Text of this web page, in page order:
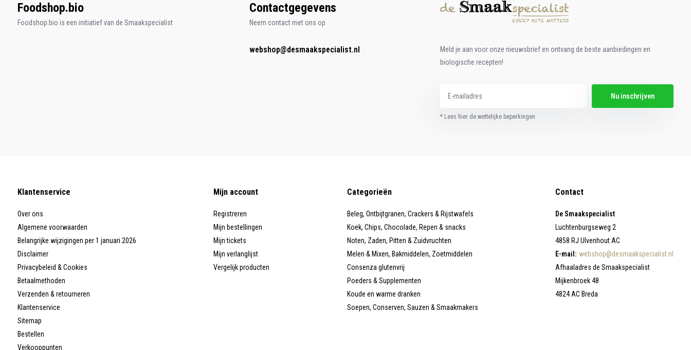
Foodshop.bio
Foodshop.bio is een initiatief van de Smaakspecialist
Contactgegevens
Neem contact met ons op
webshop@desmaakspecialist.nl
Meld je aan voor onze nieuwsbrief en ontvang de beste aanbiedingen en
biologische recepten!
Nu inschrijven
* Lees hier de wettelijke beperkingen
Klantenservice
Over ons
Algemene voorwaarden
Belangrijke wijzigingen per 1 januari 2026
Disclaimer
Privacybeleid & Cookies
Betaalmethoden
Verzenden & retourneren
Klantenservice
Sitemap
Bestellen
Verkooppunten
Mijn account
Registreren
Mijn bestellingen
Mijn tickets
Mijn verlanglijst
Vergelijk producten
Categorieën
Beleg, Ontbijtgranen, Crackers & Rijstwafels
Koek, Chips, Chocolade, Repen & snacks
Noten, Zaden, Pitten & Zuidvruchten
Melen & Mixen, Bakmiddelen, Zoetmiddelen
Consenza glutenvrij
Poeders & Supplementen
Koude en warme dranken
Soepen, Conserven, Sauzen & Smaakmakers
Contact
De Smaakspecialist
Luchtenburgseweg 2
4858 RJ Ulvenhout AC
E-mail: webshop@desmaakspecialist.nl
Afhaaladres de Smaakspecialist
Mijkenbroek 48
4824 AC Breda